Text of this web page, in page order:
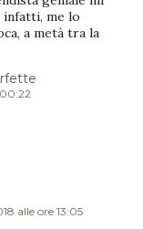
infatti, me lo
a metà tra la
alle ore 13:05